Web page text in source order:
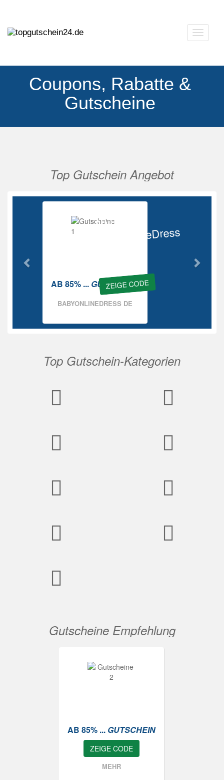
Coupons, Rabatte &
Gutscheine
Top Gutschein Angebot
Ab 85%
BabyOnlineDress
ZEIGE CODE
AB 85% ... GUTSCHEIN
BABYONLINEDRESS DE
Vorherige
Top Gutschein-Kategorien
Gutscheine Empfehlung
AB 85% ... GUTSCHEIN
ZEIGE CODE
MEHR